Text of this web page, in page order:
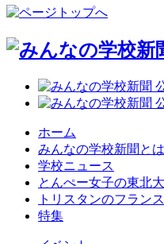
ホーム
みんなの学校新聞とは
学校ニュース
とんぺー女子の東北
トリスタンのフラン
特集